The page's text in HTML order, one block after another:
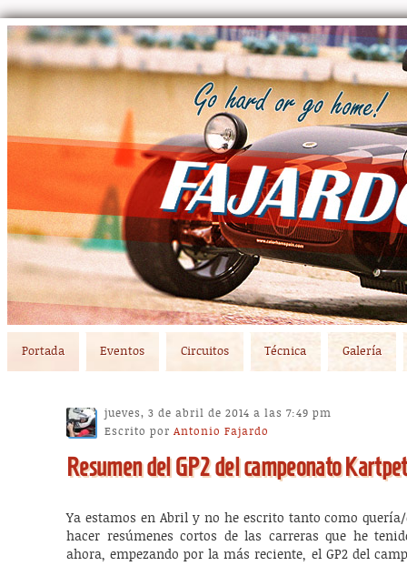
Skip to primary content
Skip to secondary content
Portada Eventos Circuitos Técnica Galería
Resumen del GP2 del campeonato
jueves, 3 de abril de 2014 a las 7:49 pm
Escrito porAntonio Fajardo
Ya estamos en Abril y no he escrito tanto como
hacer resúmenes cortos de las carreras que he
ahora, empezando por la más reciente, el GP2 del